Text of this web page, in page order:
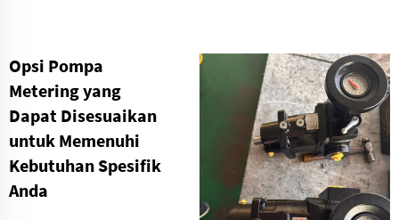
Opsi Pompa
Metering yang
Dapat Disesuaikan
untuk Memenuhi
Kebutuhan Spesifik
Anda